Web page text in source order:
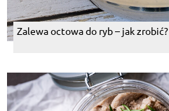
Zalewa octowa do ryb – jak zrobić?